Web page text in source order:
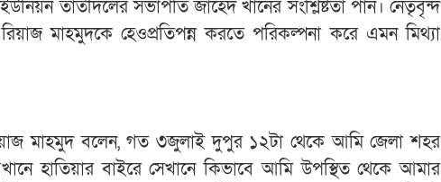
তাঁতীদলের সভাপতি জাহেদ খানের সংশ্লিষ্টতা পান। নেতৃবৃন্দ
মাহমুদকে হেওপ্রতিপন্ন করতে পরিকল্পনা করে এমন মিথ্যা
মাহমুদ বলেন, গত ৩জুলাই দুপুর ১২টা থেকে আমি জেলা শহর
হাতিয়ার বাইরে সেখানে কিভাবে আমি উপস্থিত থেকে আমার